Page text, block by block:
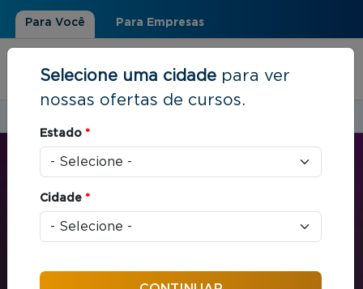
Para Você Para Empresas
Você está aqui
Estratégia e Negócios
MBA
Selecione uma cidade para ver
nossas ofertas de cursos.
Estado *
Cidade *